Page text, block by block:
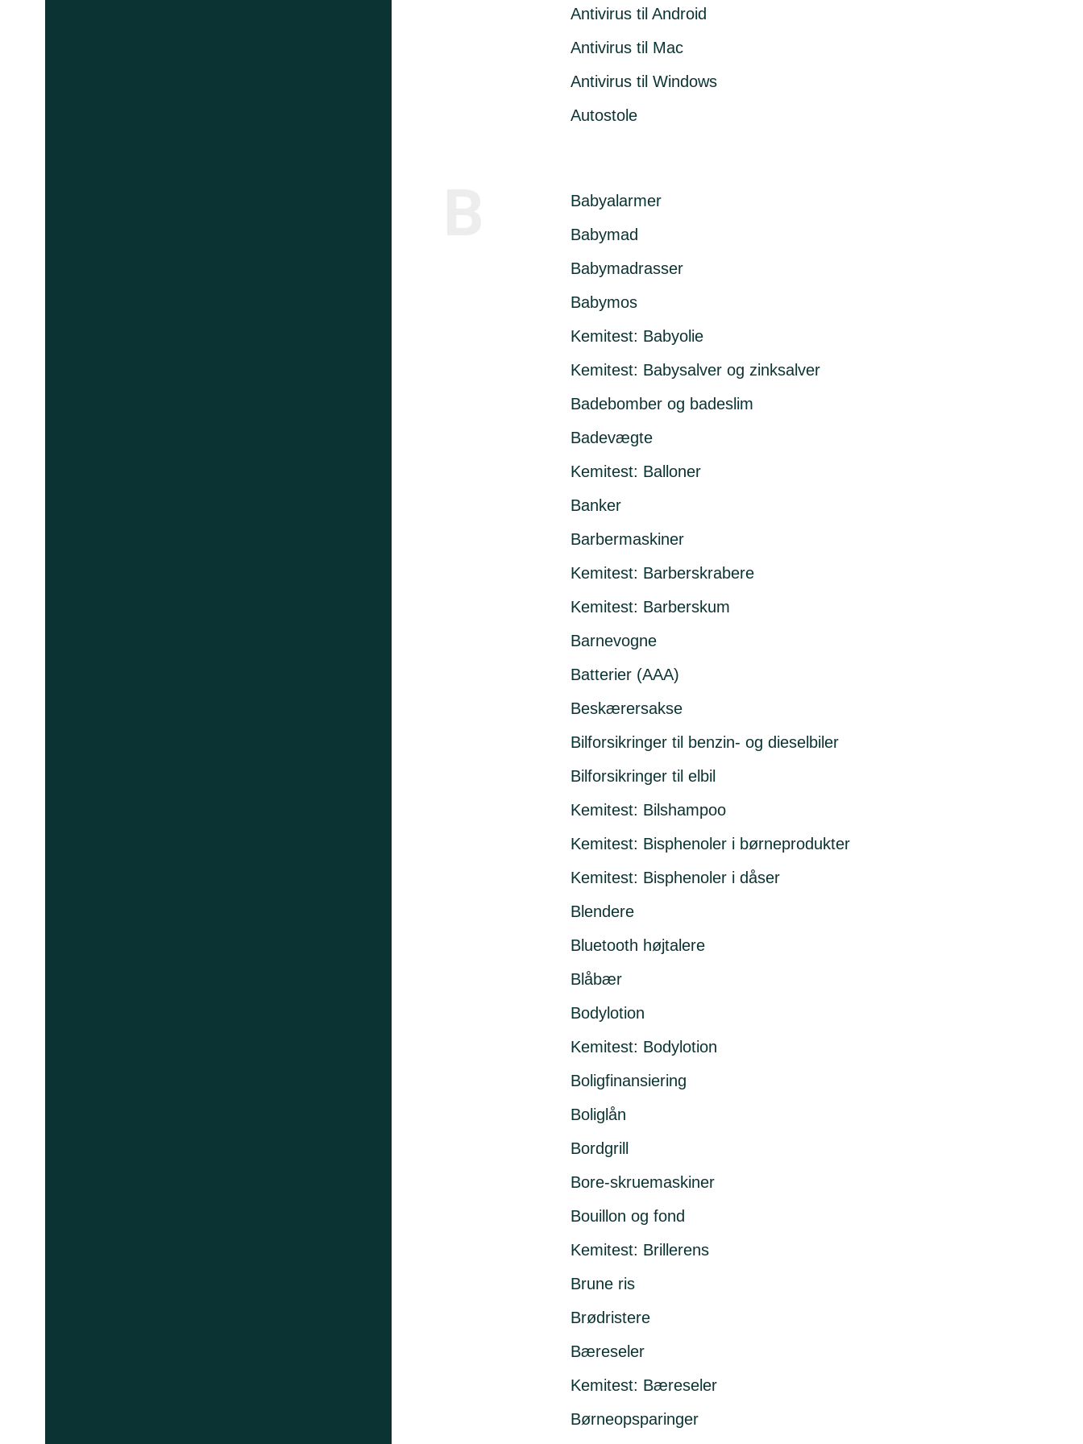
Antivirus til Android
Antivirus til Mac
Antivirus til Windows
Autostole
Babyalarmer
Babymad
Babymadrasser
Babymos
Kemitest: Babyolie
Kemitest: Babysalver og zinksalver
Badebomber og badeslim
Badevægte
Kemitest: Balloner
Banker
Barbermaskiner
Kemitest: Barberskrabere
Kemitest: Barberskum
Barnevogne
Batterier (AAA)
Beskærersakse
Bilforsikringer til benzin- og dieselbiler
Bilforsikringer til elbil
Kemitest: Bilshampoo
Kemitest: Bisphenoler i børneprodukter
Kemitest: Bisphenoler i dåser
Blendere
Bluetooth højtalere
Blåbær
Bodylotion
Kemitest: Bodylotion
Boligfinansiering
Boliglån
Bordgrill
Bore-skruemaskiner
Bouillon og fond
Kemitest: Brillerens
Brune ris
Brødristere
Bæreseler
Kemitest: Bæreseler
Børneopsparinger